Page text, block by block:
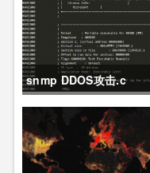
snmp DDOS攻击.c